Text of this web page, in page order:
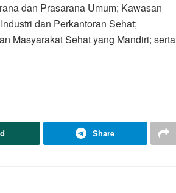
dan Prasarana Umum; Kawasan
dan Perkantoran Sehat;
Masyarakat Sehat yang Mandiri; serta
Share